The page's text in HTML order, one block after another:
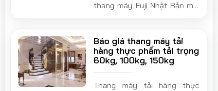
thang máy Fuji Nhật Bản mới
và được ưa chuộng hàng đầu
tại thị trường Việt Nam.
Báo giá thang máy tải
hàng thực phẩm tải trọng
60kg, 100kg, 150kg
Thang máy tải hàng thực